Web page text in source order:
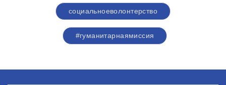
социальноеволонтерство
#гуманитарнаямиссия